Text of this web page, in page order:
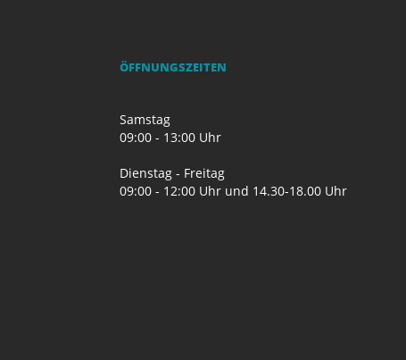
ÖFFNUNGSZEITEN
Samstag
09:00 - 13:00 Uhr
Dienstag - Freitag
09:00 - 12:00 Uhr und 14.30-18.00 Uhr